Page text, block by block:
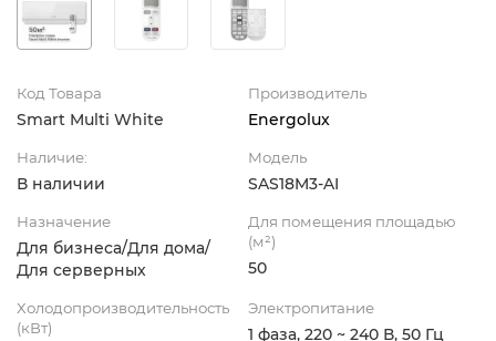
Код Товара
Smart Multi White
Производитель
Energolux
Наличие:
В наличии
Модель
SAS18M3-AI
Назначение
Для бизнеса/Для дома/
Для серверных
Для помещения площадью
(м²)
50
Холодопроизводительность
(кВт)
Электропитание
1 фаза, 220 ~ 240 В, 50 Гц